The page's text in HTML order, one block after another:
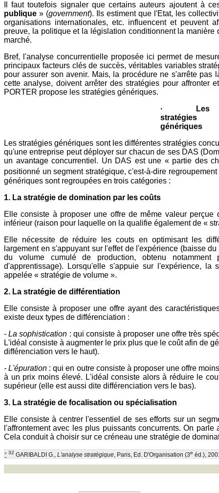
Il faut toutefois signaler que certains auteurs ajoutent à
publique » (government). Ils estiment que l'Etat, les
organisations internationales, etc. influencent et peuvent
preuve, la politique et la législation conditionnent la manière
marché.
Bref, l'analyse concurrentielle proposée ici permet de
principaux facteurs clés de succès, véritables variables
pour assurer son avenir. Mais, la procédure ne s'arrête pas
cette analyse, doivent arrêter des stratégies pour affronter
PORTER propose les stratégies génériques.
· Les
stratégies
génériques
Les stratégies génériques sont les différentes stratégies
qu'une entreprise peut déployer sur chacun de ses DAS
un avantage concurrentiel. Un DAS est une « partie des
positionné un segment stratégique, c'est-à-dire
génériques sont regroupées en trois catégories :
1. La stratégie de domination par les coûts
Elle consiste à proposer une offre de même valeur
inférieur (raison pour laquelle on la qualifie également de «
Elle nécessite de réduire les couts en optimisant les
largement en s'appuyant sur l'effet de l'expérience (baisse
du volume cumulé de production, obtenu
d'apprentissage). Lorsqu'elle s'appuie sur l'expérience,
appelée « stratégie de volume ».
2. La stratégie de différentiation
Elle consiste à proposer une offre ayant des
existe deux types de différenciation :
- La sophistication : qui consiste à proposer une offre très
L'idéal consiste à augmenter le prix plus que le coût afin de
différenciation vers le haut).
- L'épuration : qui en outre consiste à proposer une offre
à un prix moins élevé. L'idéal consiste alors à réduire le
supérieur (elle est aussi dite différenciation vers le bas).
3. La stratégie de focalisation ou spécialisation
Elle consiste à centrer l'essentiel de ses efforts sur un
l'affrontement avec les plus puissants concurrents. On
Cela conduit à choisir sur ce créneau une stratégie de
* 32 GARIBALDI G., L'analyse stratégique , Paris, Ed. D'Organisation (3e éd.),